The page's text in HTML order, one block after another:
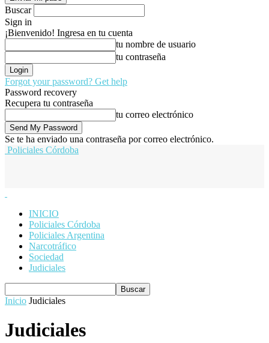
Buscar
Sign in
¡Bienvenido! Ingresa en tu cuenta
tu nombre de usuario
tu contraseña
Forgot your password? Get help
Password recovery
Recupera tu contraseña
tu correo electrónico
Se te ha enviado una contraseña por correo electrónico.
Policiales Córdoba
INICIO
Policiales Córdoba
Policiales Argentina
Narcotráfico
Sociedad
Judiciales
Inicio Judiciales
Judiciales